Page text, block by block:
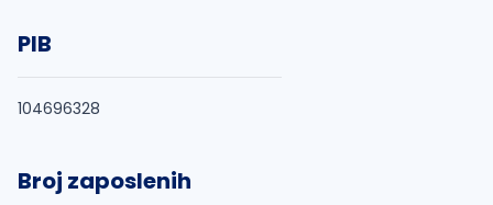
PIB
104696328
Broj zaposlenih